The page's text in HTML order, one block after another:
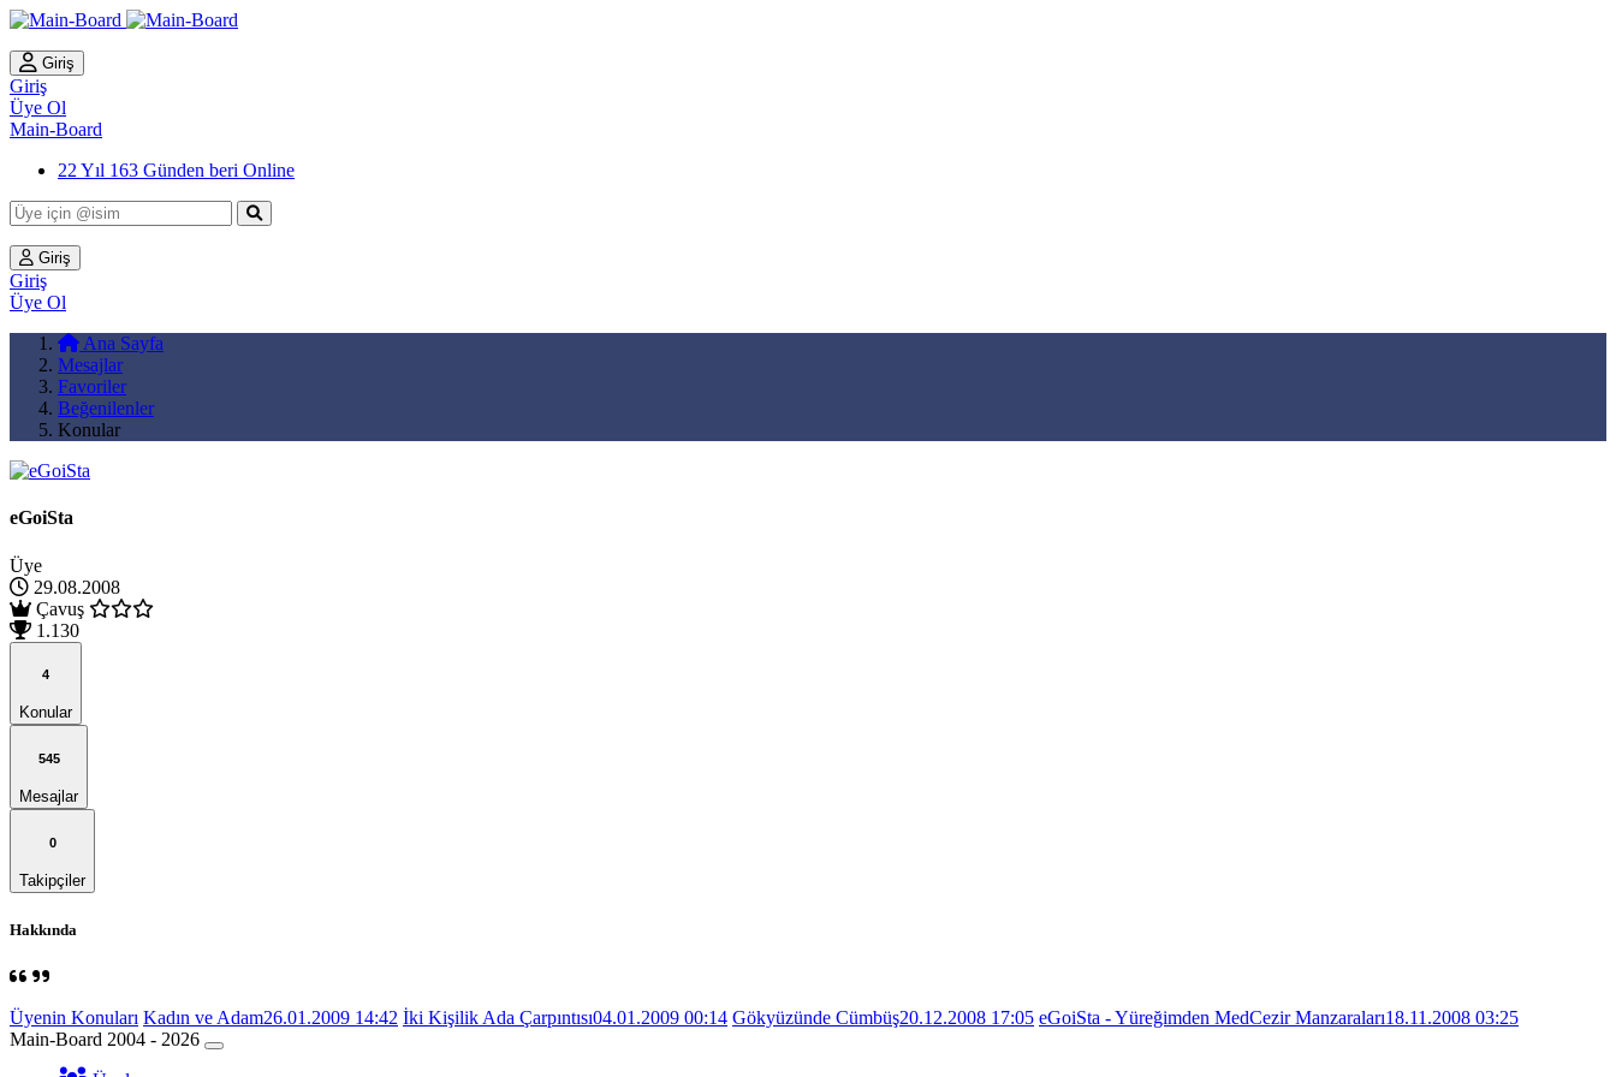
Giriş
Giriş
Üye Ol
Main-Board
22 Yıl 163 Günden beri Online
Giriş
Giriş
Üye Ol
Ana Sayfa
Mesajlar
Favoriler
Beğenilenler
Konular
eGoiSta
Üye
29.08.2008
Çavuş
1.130
4
Konular
545
Mesajlar
0
Takipçiler
Hakkında
Üyenin Konuları Kadın ve Adam26.01.2009 14:42 İki Kişilik Ada Çarpıntısı04.01.2009 00:14 Gökyüzünde Cümbüş20.12.2008 17:05 eGoiSta - Yüreğimden MedCezir Manzaraları18.11.2008 03:25
Main-Board 2004 - 2026